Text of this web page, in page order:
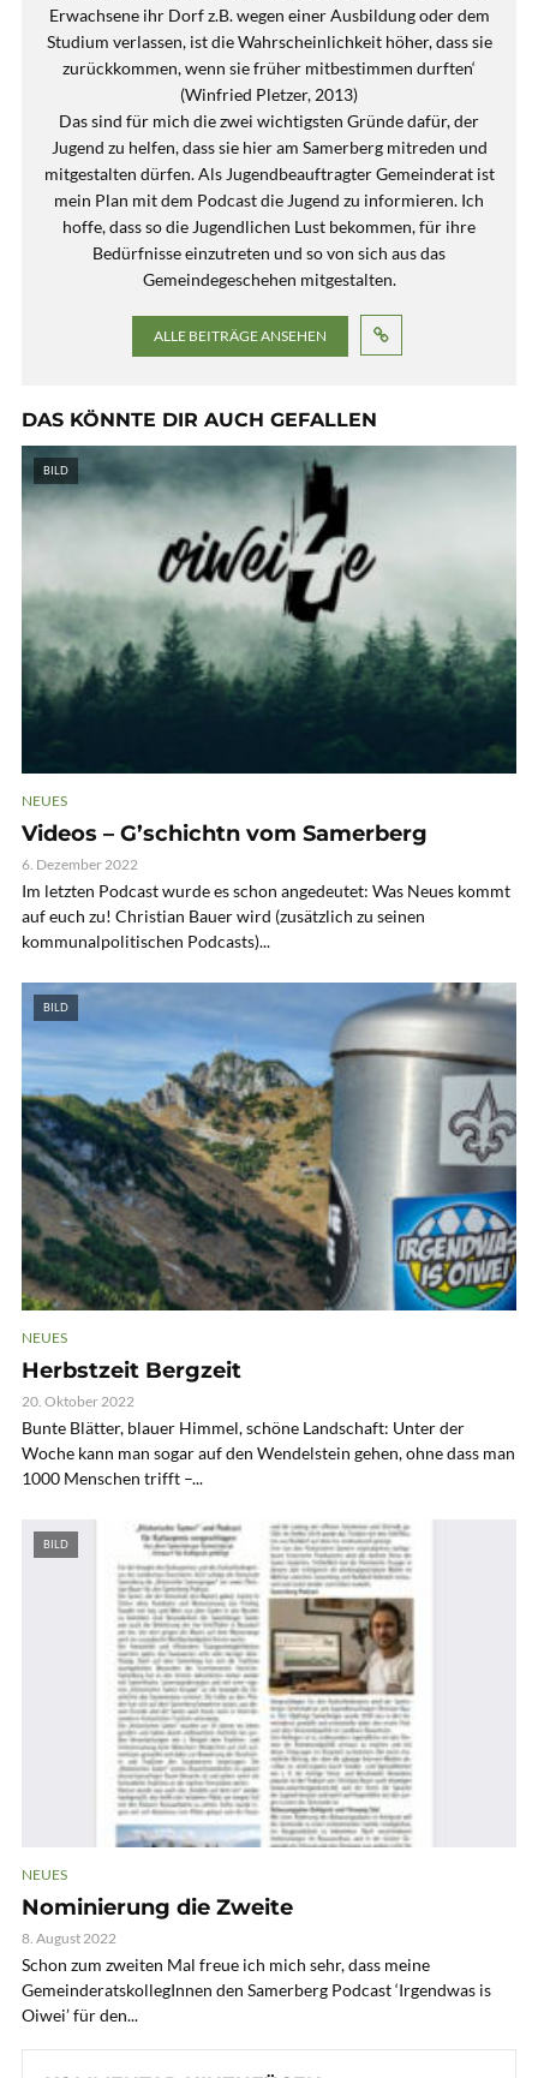
Erwachsene ihr Dorf z.B. wegen einer Ausbildung oder dem
Studium verlassen, ist die Wahrscheinlichkeit höher, dass sie
zurückkommen, wenn sie früher mitbestimmen durften‘
(Winfried Pletzer, 2013)
Das sind für mich die zwei wichtigsten Gründe dafür, der
Jugend zu helfen, dass sie hier am Samerberg mitreden und
mitgestalten dürfen. Als Jugendbeauftragter Gemeinderat ist
mein Plan mit dem Podcast die Jugend zu informieren. Ich
hoffe, dass so die Jugendlichen Lust bekommen, für ihre
Bedürfnisse einzutreten und so von sich aus das
Gemeindegeschehen mitgestalten.
ALLE BEITRÄGE ANSEHEN
DAS KÖNNTE DIR AUCH GEFALLEN
BILD
NEUES
Videos – G’schichtn vom Samerberg
6. Dezember 2022
Im letzten Podcast wurde es schon angedeutet: Was Neues kommt
auf euch zu! Christian Bauer wird (zusätzlich zu seinen
kommunalpolitischen Podcasts)...
BILD
NEUES
Herbstzeit Bergzeit
20. Oktober 2022
Bunte Blätter, blauer Himmel, schöne Landschaft: Unter der
Woche kann man sogar auf den Wendelstein gehen, ohne dass man
1000 Menschen trifft –...
BILD
NEUES
Nominierung die Zweite
8. August 2022
Schon zum zweiten Mal freue ich mich sehr, dass meine
GemeinderatskollegInnen den Samerberg Podcast ‘Irgendwas is
Oiwei’ für den...